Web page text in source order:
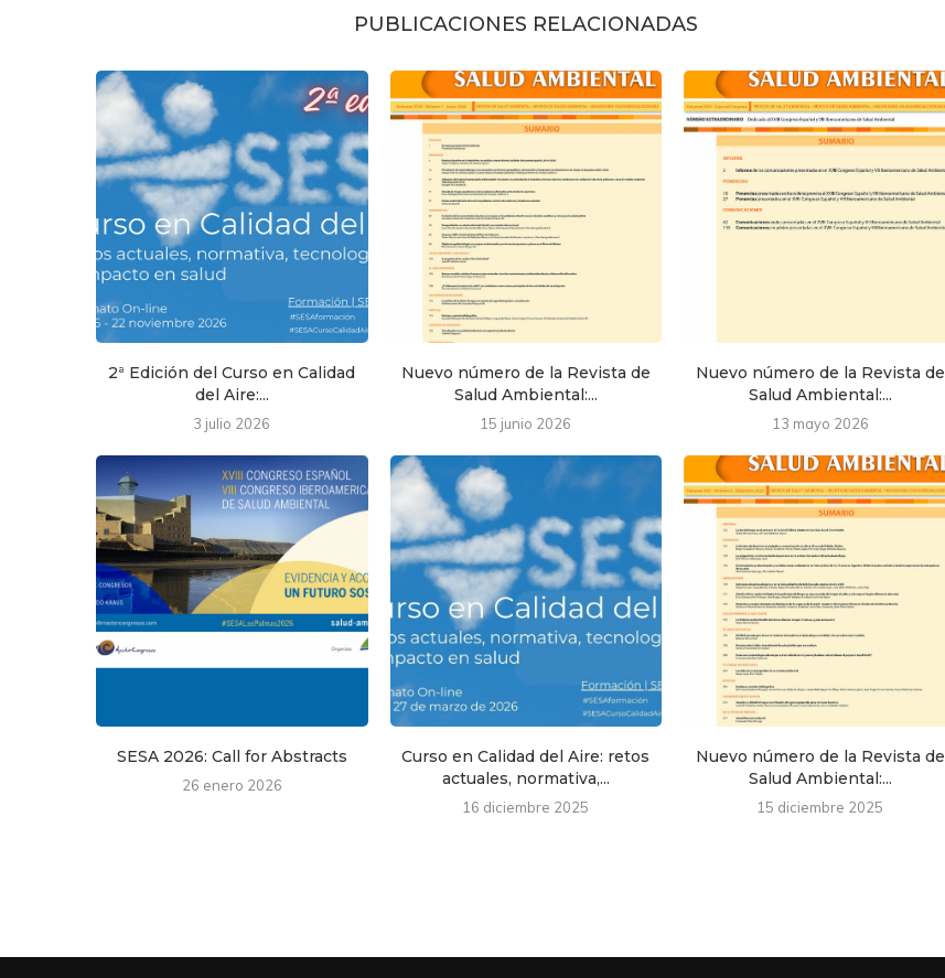
PUBLICACIONES RELACIONADAS
2ª Edición del Curso en Calidad
del Aire:...
3 julio 2026
Nuevo número de la Revista de
Salud Ambiental:...
15 junio 2026
Nuevo número de la Revista de
Salud Ambiental:...
13 mayo 2026
SESA 2026: Call for Abstracts
26 enero 2026
Curso en Calidad del Aire: retos
actuales, normativa,...
16 diciembre 2025
Nuevo número de la Revista de
Salud Ambiental:...
15 diciembre 2025